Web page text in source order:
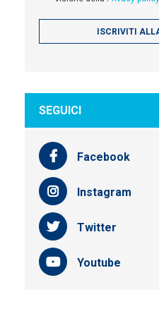
SEGUICI
Facebook
Instagram
Twitter
Youtube